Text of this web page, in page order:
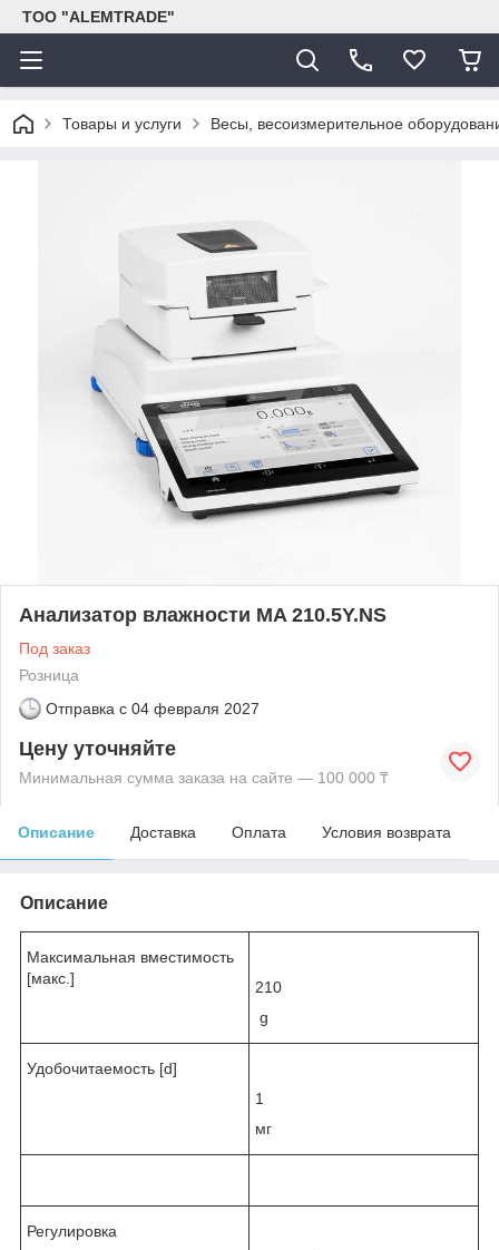
ТОО "ALEMTRADE"
Товары и услуги Весы, весоизмерительное
Анализатор влажности MA 210.5Y.NS
Под заказ
Розница
Отправка с 04 февраля 2027
Цену уточняйте
Минимальная сумма заказа на сайте — 100 000 ₸
Описание Доставка Оплата Условия возврата
Описание
Максимальная вместимость
[макс.]
210
g
Удобочитаемость [d]
1
мг
Регулировка